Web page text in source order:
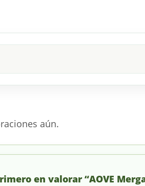
aún.
en valorar “AOVE